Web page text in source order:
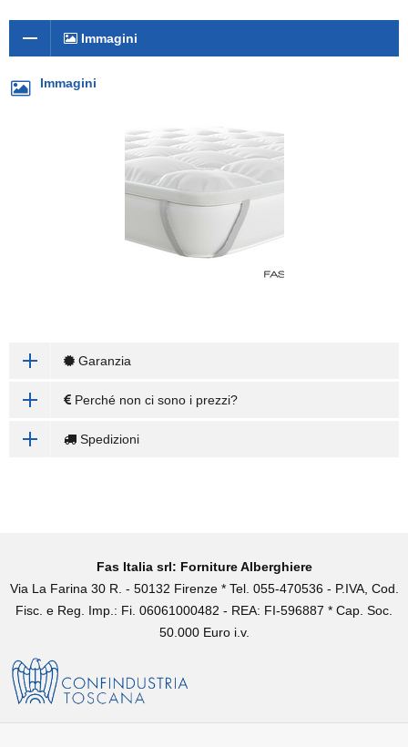
Immagini
Immagini
Garanzia
Perché non ci sono i prezzi?
Spedizioni
Fas Italia srl: Forniture Alberghiere
Via La Farina 30 R. - 50132 Firenze * Tel. 055-470536 - P.IVA, Cod.
Fisc. e Reg. Imp.: Fi. 06061000482 - REA: FI-596887 * Cap. Soc.
50.000 Euro i.v.